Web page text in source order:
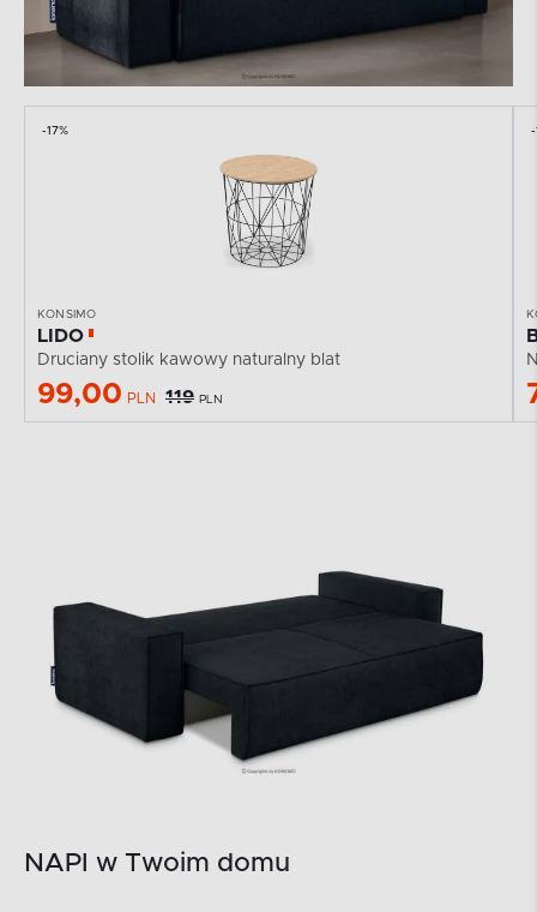
-17%
KONSIMO
LIDO
Druciany stolik kawowy naturalny blat
99,00 PLN 119 PLN
-
NAPI w Twoim domu